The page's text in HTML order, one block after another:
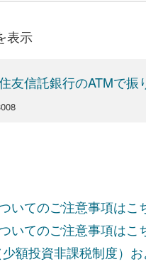
表示
友信託銀行のATMで
いてのご注意事項はこ
いてのご注意事項はこ
額投資非課税制度）